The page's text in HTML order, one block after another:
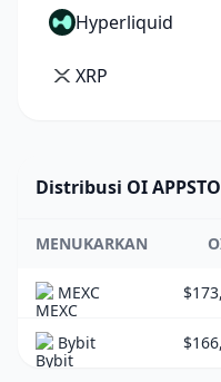
Hyperliquid
XRP
Distribusi OI
MENUKARKAN
MEXC
Bybit